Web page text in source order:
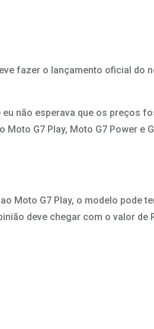
fazer o lançamento oficial do
não esperava que os preços
G7 Play, Moto G7 Power e
Moto G7 Play, o modelo pode
deve chegar com o valor de